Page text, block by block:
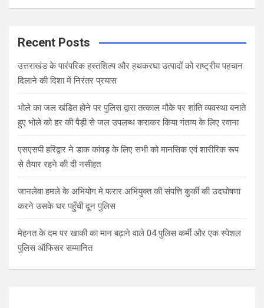
Recent Posts
उत्तराखंड के पारंपरिक हस्तशिल्प और हथकरघा उत्पादों को राष्ट्रीय पहचान
दिलाने की दिशा में निरंतर प्रयास
भोले का जल खंडित होने पर पुलिस द्वारा तत्काल मौके पर शांति व्यवस्था बनाते
हुए भोले को हर की पैड़ी से जल उपलब्ध कराकर किया गंतव्य के लिए रवाना
एसएसपी हरिद्वार ने डाक कांवड़ के लिए सभी को मानसिक एवं शारीरिक रूप
से तैयार रहने की दी नसीहत
जानलेवा हमले के अभियोग मे फरार अभियुक्त की संपत्ति कुर्की की उदघोषणा
करने उसके घर पहुँची दून पुलिस
मेहनत के दम पर खाकी का मान बढ़ाने वाले 04 पुलिस कर्मी और एक स्पेशल
पुलिस ऑफिसर सम्मानित